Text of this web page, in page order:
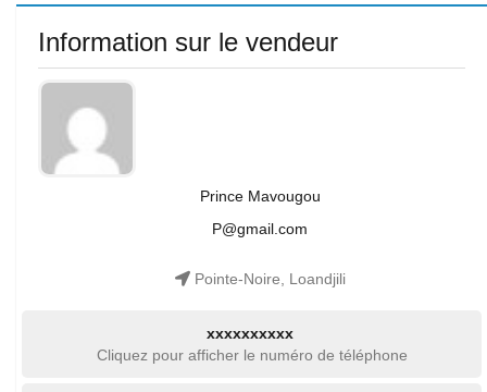
Information sur le vendeur
Prince Mavougou
P@gmail.com
Pointe-Noire, Loandjili
xxxxxxxxxx
Cliquez pour afficher le numéro de téléphone